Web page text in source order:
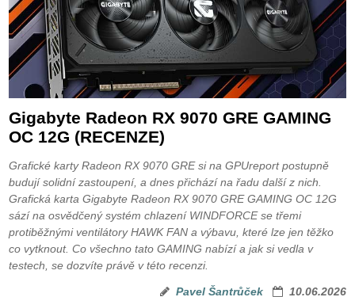
Gigabyte Radeon RX 9070 GRE GAMING
OC 12G (RECENZE)
Grafické karty Radeon RX 9070 GRE si na GPUreport postupně
budují solidní zastoupení, a dnes přichází na řadu další z nich.
Grafická karta Gigabyte Radeon RX 9070 GRE GAMING OC 12G
sází na osvědčený systém chlazení WINDFORCE se třemi
protiběžnými ventilátory HAWK FAN a výbavu, které lze jen těžko
co vytknout. Co všechno tato GAMING nabízí a jak si vedla v
testech, se dozvíte právě v této recenzi.
Pavel Šantrůček 10.06.2026